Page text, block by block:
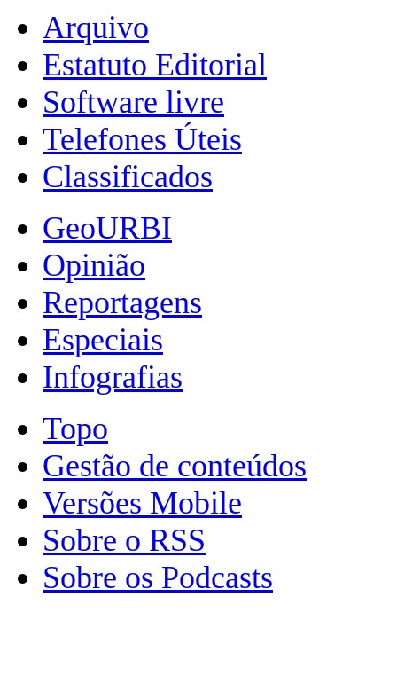
Arquivo
Estatuto Editorial
Software livre
Telefones Úteis
Classificados
GeoURBI
Opinião
Reportagens
Especiais
Infografias
Topo
Gestão de conteúdos
Versões Mobile
Sobre o RSS
Sobre os Podcasts